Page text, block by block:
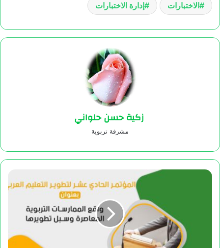
الاختبارات إدارة الاختبارات
زكية حسن حلواني
مشرفة تربوية